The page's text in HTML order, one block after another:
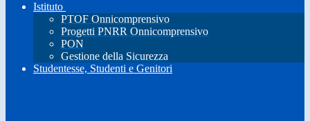
Istituto
PTOF Onnicomprensivo
Progetti PNRR Onnicomprensivo
PON
Gestione della Sicurezza
Studentesse, Studenti e Genitori